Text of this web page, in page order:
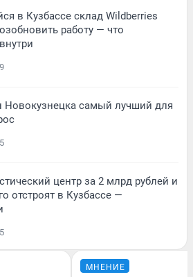
в Кузбассе склад Wildberries
работу — что
9
Новокузнецка самый лучший для
5
центр за 2 млрд рублей и
отстроят в Кузбассе —
5
МНЕНИЕ